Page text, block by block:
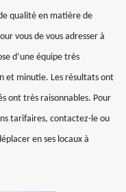
qualité en matière de
vous de vous adresser à
d’une équipe très
et minutie. Les résultats ont
ont très raisonnables. Pour
tarifaires, contactez-le ou
en ses locaux à